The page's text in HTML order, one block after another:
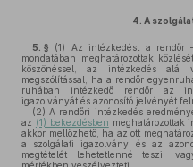
4. A
5. § (1) Az intézkedést a rendőr
mondatában meghatározottak
köszönéssel, az intézkedés alá
megszólítással, ha a rendőr
ruhában intézkedő rendőr az
igazolványát és azonosító jelvényét
(2) A rendőri intézkedés
az (1) bekezdésben meghatározottak
akkor mellőzhető, ha az ott
a szolgálati igazolvány és az
megtételét lehetetlenné teszi,